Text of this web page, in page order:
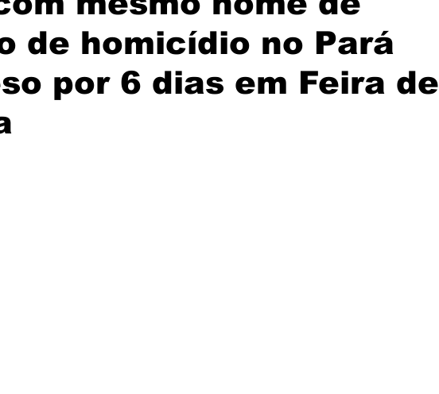
Emprego Enquete Eventos Fotos
Noticias
de homicídio no Pará
por 6 dias em Feira de
5 estrelas.